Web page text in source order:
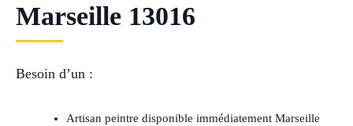
Marseille 13016
Besoin d’un :
Artisan peintre disponible immédiatement Marseille